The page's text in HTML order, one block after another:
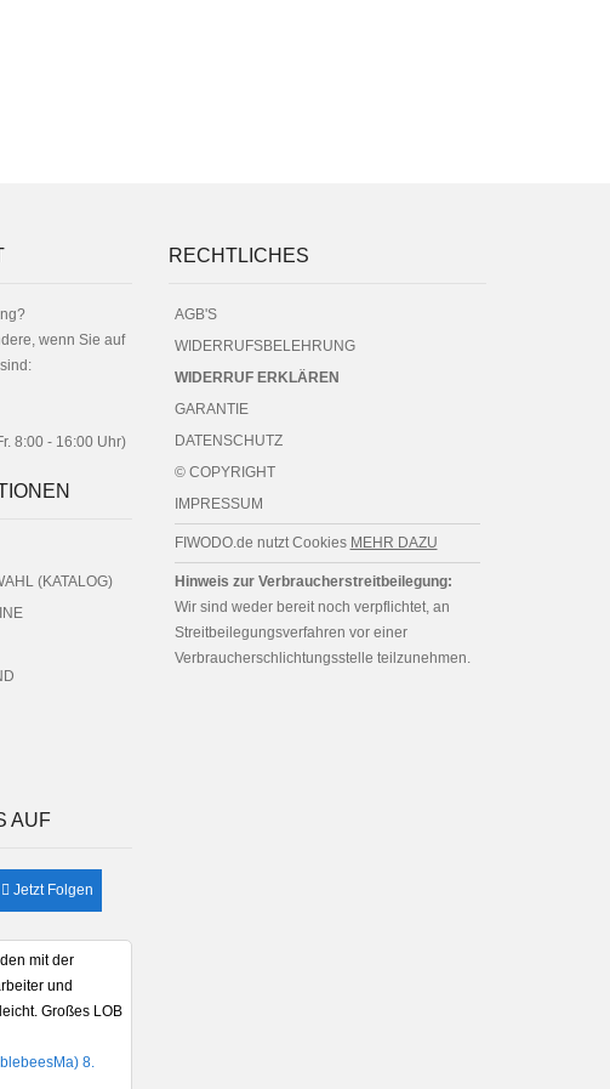
wenn Sie auf
8:00 - 16:00 Uhr)
(KATALOG)
AUF
Jetzt Folgen
mit der
und
Großes LOB
8.
RECHTLICHES
AGB'S
WIDERRUFSBELEHRUNG
WIDERRUF ERKLÄREN
GARANTIE
DATENSCHUTZ
© COPYRIGHT
IMPRESSUM
FIWODO.de nutzt Cookies MEHR DAZU
Hinweis zur Verbraucherstreitbeilegung:
Wir sind weder bereit noch verpflichtet, an
Streitbeilegungsverfahren vor einer
Verbraucherschlichtungsstelle teilzunehmen.